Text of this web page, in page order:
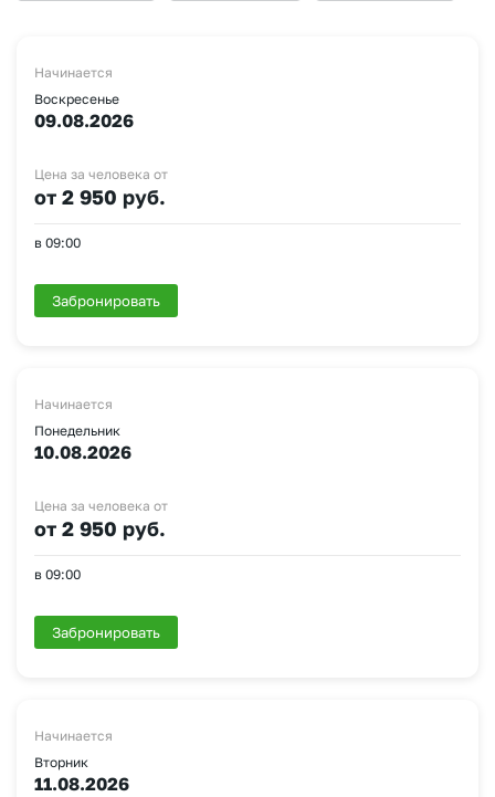
Начинается
Воскресенье
09.08.2026
Цена за человека от
от 2 950 руб.
в 09:00
Забронировать
Начинается
Понедельник
10.08.2026
Цена за человека от
от 2 950 руб.
в 09:00
Забронировать
Начинается
Вторник
11.08.2026